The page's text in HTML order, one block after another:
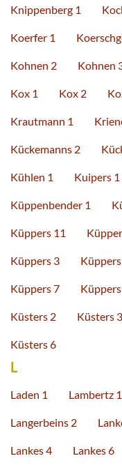
Knippenberg 1
Koerfer 1
Kohnen 2 Kohnen
Kox 1 Kox 2
Krautmann 1
Kückemanns 2
Kühlen 1 Kuipers 1
Küppenbender 1
Küppers 11
Küppers 3
Küppers 7
Küsters 2 Küsters 3
Küsters 6
L
Laden 1 Lambertz 1
Langerbeins 2
Lankes 4 Lankes 6